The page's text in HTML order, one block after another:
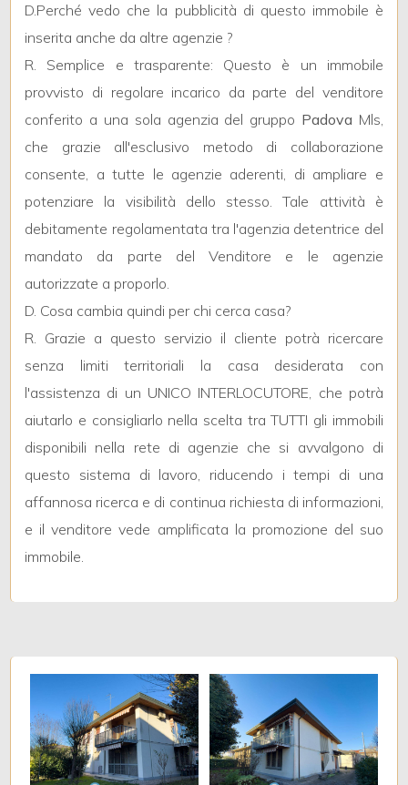
D.Perché vedo che la pubblicità di questo immobile è
inserita anche da altre agenzie ?
R. Semplice e trasparente: Questo è un immobile
provvisto di regolare incarico da parte del venditore
conferito a una sola agenzia del gruppo Padova Mls,
che grazie all'esclusivo metodo di collaborazione
consente, a tutte le agenzie aderenti, di ampliare e
potenziare la visibilità dello stesso. Tale attività è
debitamente regolamentata tra l'agenzia detentrice del
mandato da parte del Venditore e le agenzie
autorizzate a proporlo.
D. Cosa cambia quindi per chi cerca casa?
R. Grazie a questo servizio il cliente potrà ricercare
senza limiti territoriali la casa desiderata con
l'assistenza di un UNICO INTERLOCUTORE, che potrà
aiutarlo e consigliarlo nella scelta tra TUTTI gli immobili
disponibili nella rete di agenzie che si avvalgono di
questo sistema di lavoro, riducendo i tempi di una
affannosa ricerca e di continua richiesta di informazioni,
e il venditore vede amplificata la promozione del suo
immobile.
4
5
5+
opzioni
-
multiscelta
Giardino
Posto auto/Box
Balcone/Terrazzo
Ascensore
Arredato